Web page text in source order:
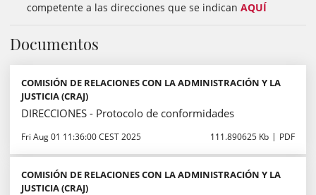
competente a las direcciones que se indican AQUÍ
Documentos
COMISIÓN DE RELACIONES CON LA ADMINISTRACIÓN Y LA
JUSTICIA (CRAJ)
DIRECCIONES - Protocolo de conformidades
Fri Aug 01 11:36:00 CEST 2025 111.890625 Kb PDF
COMISIÓN DE RELACIONES CON LA ADMINISTRACIÓN Y LA
JUSTICIA (CRAJ)